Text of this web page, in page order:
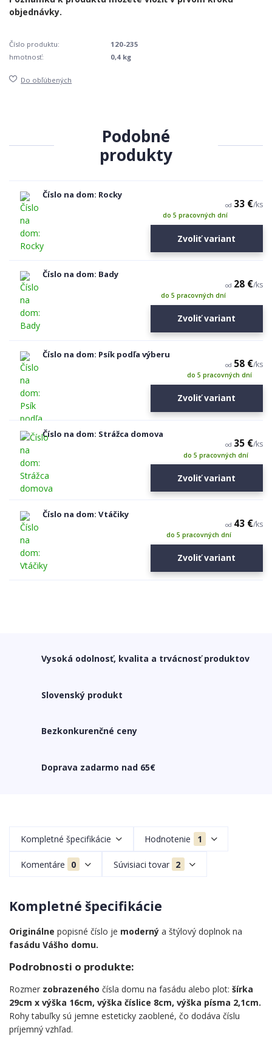
Číslo produktu:
120-235
hmotnosť:
0,4 kg
Do obľúbených
Podobné
produkty
Číslo na dom: Rocky
od 33 €/ks
do 5 pracovných dní
Zvoliť variant
Číslo na dom: Bady
od 28 €/ks
do 5 pracovných dní
Zvoliť variant
Číslo na dom: Psík podľa výberu
od 58 €/ks
do 5 pracovných dní
Zvoliť variant
Číslo na dom: Strážca domova
od 35 €/ks
do 5 pracovných dní
Zvoliť variant
Číslo na dom: Vtáčiky
od 43 €/ks
do 5 pracovných dní
Zvoliť variant
Vysoká odolnosť, kvalita a trvácnosť produktov
Slovenský produkt
Bezkonkurenčné ceny
Doprava zadarmo nad 65€
Kompletné špecifikácie Hodnotenie 1
Komentáre 0 Súvisiaci tovar 2
Kompletné špecifikácie
Originálne popisné číslo je moderný a štýlový doplnok na
fasádu Vášho domu.
Podrobnosti o produkte:
Rozmer zobrazeného čísla domu na fasádu alebo plot: šírka
29cm x výška 16cm, výška číslice 8cm, výška písma 2,1cm.
Rohy tabuľky sú jemne esteticky zaoblené, čo dodáva číslu
príjemný vzhľad.